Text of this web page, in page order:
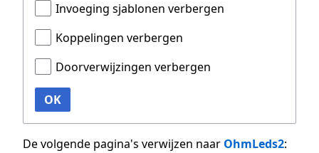
Invoeging sjablonen verbergen
Koppelingen verbergen
Doorverwijzingen verbergen
OK
De volgende pagina's verwijzen naar OhmLeds2: